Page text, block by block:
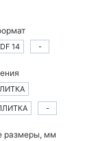
14 -
-
размеры, мм